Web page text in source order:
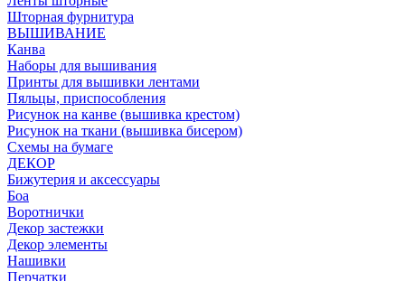
Шторная фурнитура
ВЫШИВАНИЕ
Канва
Наборы для вышивания
Принты для вышивки лентами
Пяльцы, приспособления
Рисунок на канве (вышивка крестом)
Рисунок на ткани (вышивка бисером)
Схемы на бумаге
ДЕКОР
Бижутерия и аксессуары
Боа
Воротнички
Декор застежки
Декор элементы
Нашивки
Перчатки